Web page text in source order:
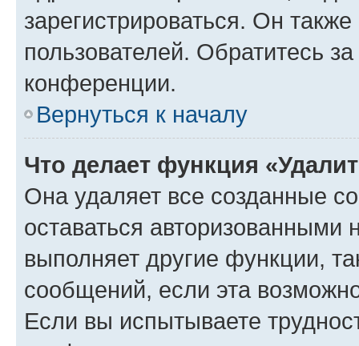
зарегистрироваться. Он
пользователей. Обратитесь
конференции.
Вернуться к началу
Что делает функция
Она удаляет все созданные
оставаться авторизованными
выполняет другие функции,
сообщений, если эта
Если вы испытываете